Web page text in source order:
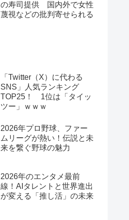
の寿司提供 国内外で女性
蔑視などの批判寄せられる
「Twitter（X）に代わる
SNS」人気ランキング
TOP25！ 1位は「タイッ
ツー」ｗｗｗ
2026年プロ野球、ファー
ムリーグが熱い！伝説と未
来を繋ぐ野球の魅力
2026年のエンタメ最前
線！AIタレントと世界進出
が変える「推し活」の未来